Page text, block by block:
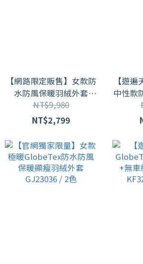
【網路限定販售】女款防
水防風保暖羽絨外套
KF2210005(M-3L)
NT$9,980
NT$2,799
【遊
中性款
棒球